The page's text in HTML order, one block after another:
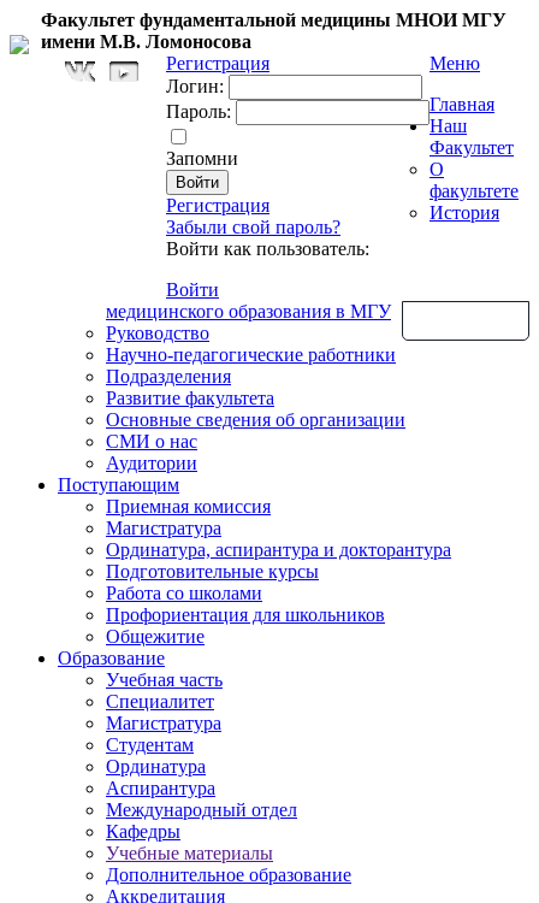
Факультет фундаментальной медицины МНОИ МГУ
имени М.В. Ломоносова
Регистрация
Логин:
Пароль:
Запомни
Регистрация
Забыли свой пароль?
Войти как пользователь:
Войти
Меню
Главная
Наш
Факультет
О
факультете
История
медицинского образования в МГУ
Руководство
Научно-педагогические работники
Подразделения
Развитие факультета
Основные сведения об организации
СМИ о нас
Аудитории
Поступающим
Приемная комиссия
Магистратура
Ординатура, аспирантура и докторантура
Подготовительные курсы
Работа со школами
Профориентация для школьников
Общежитие
Образование
Учебная часть
Специалитет
Магистратура
Студентам
Ординатура
Аспирантура
Международный отдел
Кафедры
Учебные материалы
Дополнительное образование
Аккредитация